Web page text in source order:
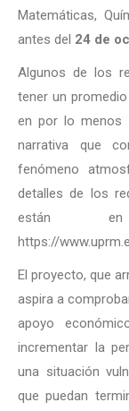
Matemáticas,
antes del 24 de
Algunos de los
tener un
en por lo menos
narrativa que
fenómeno
detalles de los
están
https://
El proyecto, que
aspira a
apoyo
incrementar la
una situación
que puedan